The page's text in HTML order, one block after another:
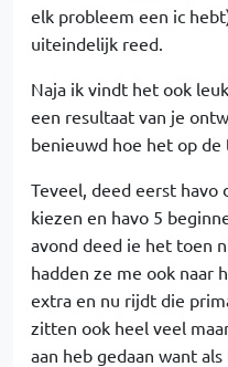
elk probleem een ic
uiteindelijk reed.
Naja ik vindt het ook
een resultaat van je
benieuwd hoe het op de
Teveel, deed eerst havo
kiezen en havo 5
avond deed ie het toen
hadden ze me ook naar
extra en nu rijdt die
zitten ook heel veel
aan heb gedaan want